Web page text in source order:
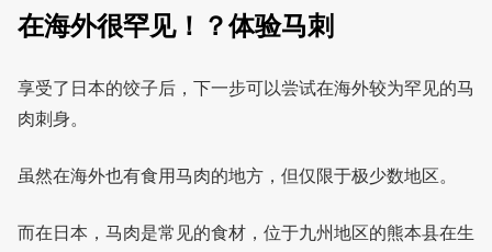
在海外很罕见！？体验马刺
享受了日本的饺子后，下一步可以尝试在海外较为罕见的马
肉刺身。
虽然在海外也有食用马肉的地方，但仅限于极少数地区。
而在日本，马肉是常见的食材，位于九州地区的熊本县在生